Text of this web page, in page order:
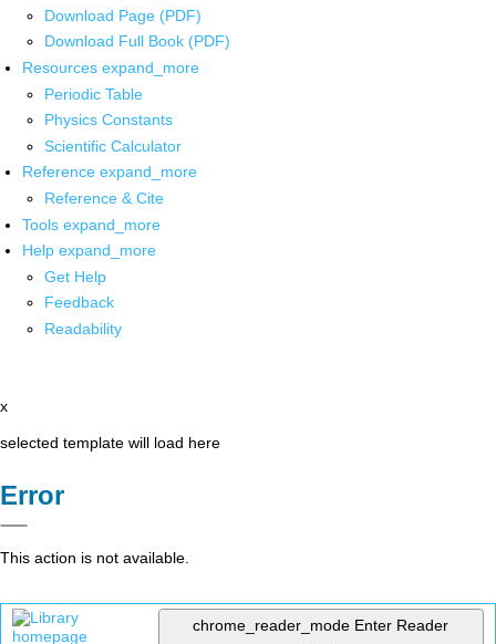
Download Page (PDF)
Download Full Book (PDF)
Resources expand_more
Periodic Table
Physics Constants
Scientific Calculator
Reference expand_more
Reference & Cite
Tools expand_more
Help expand_more
Get Help
Feedback
Readability
x
selected template will load here
Error
This action is not available.
chrome_reader_mode Enter Reader